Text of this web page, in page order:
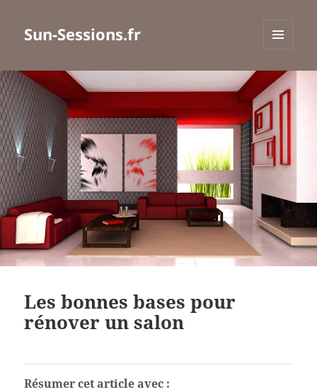
Sun-Sessions.fr
WIDGETS
Les bonnes bases pour
rénover un salon
Résumer cet article avec :